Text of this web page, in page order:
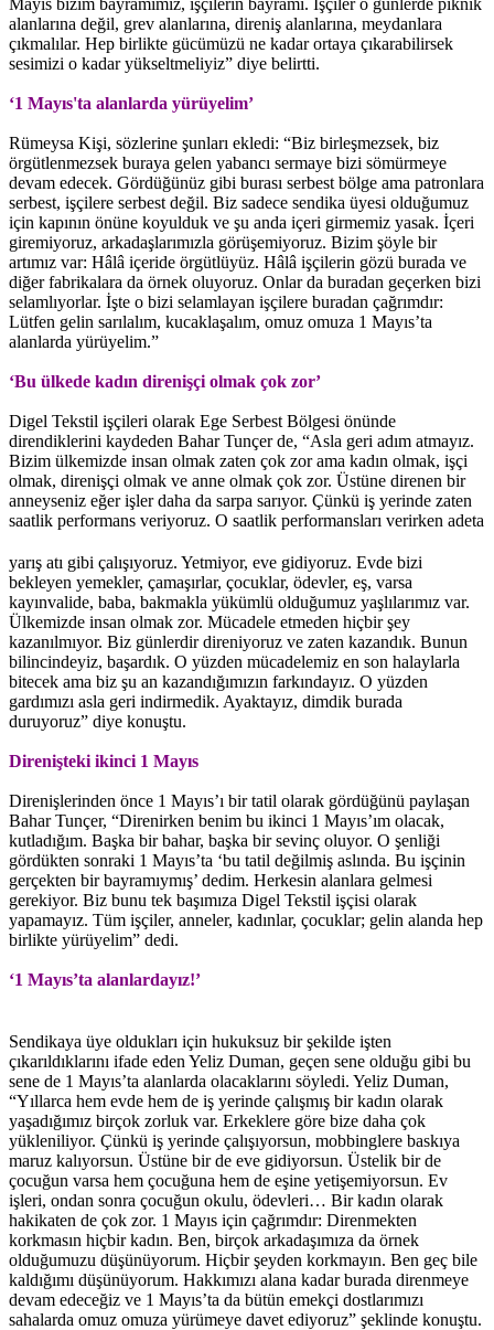
alanlarına değil, grev alanlarına, direniş alanlarına, meydanlara
çıkmalılar. Hep birlikte gücümüzü ne kadar ortaya çıkarabilirsek
sesimizi o kadar yükseltmeliyiz” diye belirtti.
‘1 Mayıs'ta alanlarda yürüyelim’
Rümeysa Kişi, sözlerine şunları ekledi: “Biz birleşmezsek, biz
örgütlenmezsek buraya gelen yabancı sermaye bizi sömürmeye
devam edecek. Gördüğünüz gibi burası serbest bölge ama patronlara
serbest, işçilere serbest değil. Biz sadece sendika üyesi olduğumuz
için kapının önüne koyulduk ve şu anda içeri girmemiz yasak. İçeri
giremiyoruz, arkadaşlarımızla görüşemiyoruz. Bizim şöyle bir
artımız var: Hâlâ içeride örgütlüyüz. Hâlâ işçilerin gözü burada ve
diğer fabrikalara da örnek oluyoruz. Onlar da buradan geçerken bizi
selamlıyorlar. İşte o bizi selamlayan işçilere buradan çağrımdır:
Lütfen gelin sarılalım, kucaklaşalım, omuz omuza 1 Mayıs’ta
alanlarda yürüyelim.”
‘Bu ülkede kadın direnişçi olmak çok zor’
Digel Tekstil işçileri olarak Ege Serbest Bölgesi önünde
direndiklerini kaydeden Bahar Tunçer de, “Asla geri adım atmayız.
Bizim ülkemizde insan olmak zaten çok zor ama kadın olmak, işçi
olmak, direnişçi olmak ve anne olmak çok zor. Üstüne direnen bir
anneyseniz eğer işler daha da sarpa sarıyor. Çünkü iş yerinde zaten
saatlik performans veriyoruz. O saatlik performansları verirken adeta
yarış atı gibi çalışıyoruz. Yetmiyor, eve gidiyoruz. Evde bizi
bekleyen yemekler, çamaşırlar, çocuklar, ödevler, eş, varsa
kayınvalide, baba, bakmakla yükümlü olduğumuz yaşlılarımız var.
Ülkemizde insan olmak zor. Mücadele etmeden hiçbir şey
kazanılmıyor. Biz günlerdir direniyoruz ve zaten kazandık. Bunun
bilincindeyiz, başardık. O yüzden mücadelemiz en son halaylarla
bitecek ama biz şu an kazandığımızın farkındayız. O yüzden
gardımızı asla geri indirmedik. Ayaktayız, dimdik burada
duruyoruz” diye konuştu.
Direnişteki ikinci 1 Mayıs
Direnişlerinden önce 1 Mayıs’ı bir tatil olarak gördüğünü paylaşan
Bahar Tunçer, “Direnirken benim bu ikinci 1 Mayıs’ım olacak,
kutladığım. Başka bir bahar, başka bir sevinç oluyor. O şenliği
gördükten sonraki 1 Mayıs’ta ‘bu tatil değilmiş aslında. Bu işçinin
gerçekten bir bayramıymış’ dedim. Herkesin alanlara gelmesi
gerekiyor. Biz bunu tek başımıza Digel Tekstil işçisi olarak
yapamayız. Tüm işçiler, anneler, kadınlar, çocuklar; gelin alanda hep
birlikte yürüyelim” dedi.
‘1 Mayıs’ta alanlardayız!’
Sendikaya üye oldukları için hukuksuz bir şekilde işten
çıkarıldıklarını ifade eden Yeliz Duman, geçen sene olduğu gibi bu
sene de 1 Mayıs’ta alanlarda olacaklarını söyledi. Yeliz Duman,
“Yıllarca hem evde hem de iş yerinde çalışmış bir kadın olarak
yaşadığımız birçok zorluk var. Erkeklere göre bize daha çok
yükleniliyor. Çünkü iş yerinde çalışıyorsun, mobbinglere baskıya
maruz kalıyorsun. Üstüne bir de eve gidiyorsun. Üstelik bir de
çocuğun varsa hem çocuğuna hem de eşine yetişemiyorsun. Ev
işleri, ondan sonra çocuğun okulu, ödevleri… Bir kadın olarak
hakikaten de çok zor. 1 Mayıs için çağrımdır: Direnmekten
korkmasın hiçbir kadın. Ben, birçok arkadaşımıza da örnek
olduğumuzu düşünüyorum. Hiçbir şeyden korkmayın. Ben geç bile
kaldığımı düşünüyorum. Hakkımızı alana kadar burada direnmeye
devam edeceğiz ve 1 Mayıs’ta da bütün emekçi dostlarımızı
sahalarda omuz omuza yürümeye davet ediyoruz” şeklinde konuştu.